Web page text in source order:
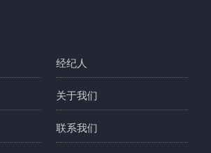
经纪人
关于我们
联系我们